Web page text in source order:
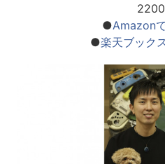
●Amazon
●楽天ブック